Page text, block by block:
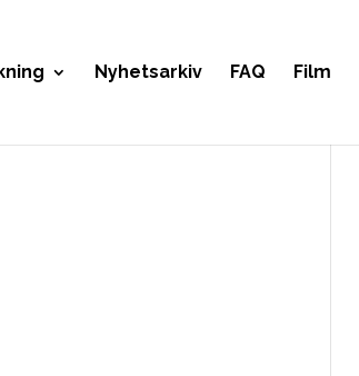
Nyhetsarkiv FAQ Film